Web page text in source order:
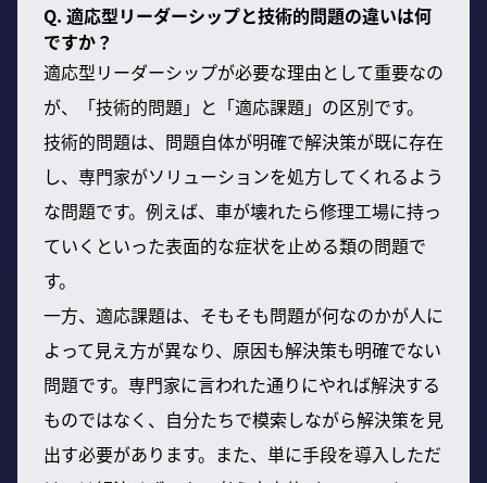
Q. 適応型リーダーシップと技術的問題の違いは何
ですか？
適応型リーダーシップが必要な理由として重要なの
が、「技術的問題」と「適応課題」の区別です。
技術的問題は、問題自体が明確で解決策が既に存在
し、専門家がソリューションを処方してくれるよう
な問題です。例えば、車が壊れたら修理工場に持っ
ていくといった表面的な症状を止める類の問題で
す。
一方、適応課題は、そもそも問題が何なのかが人に
よって見え方が異なり、原因も解決策も明確でない
問題です。専門家に言われた通りにやれば解決する
ものではなく、自分たちで模索しながら解決策を見
出す必要があります。また、単に手段を導入しただ